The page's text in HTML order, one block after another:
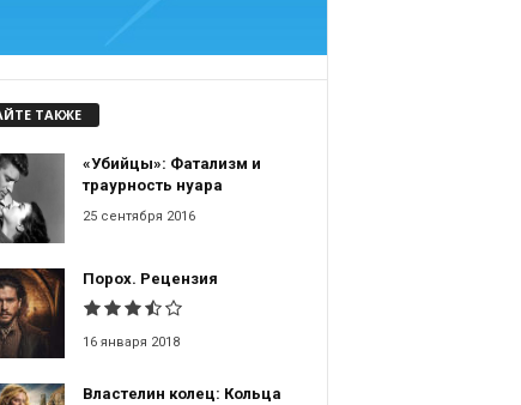
ТАКЖЕ
«Убийцы»: Фатализм и
траурность нуара
25 сентября 2016
Порох. Рецензия
16 января 2018
Властелин колец: Кольца